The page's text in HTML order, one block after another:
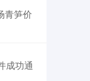
青笋价
成功通